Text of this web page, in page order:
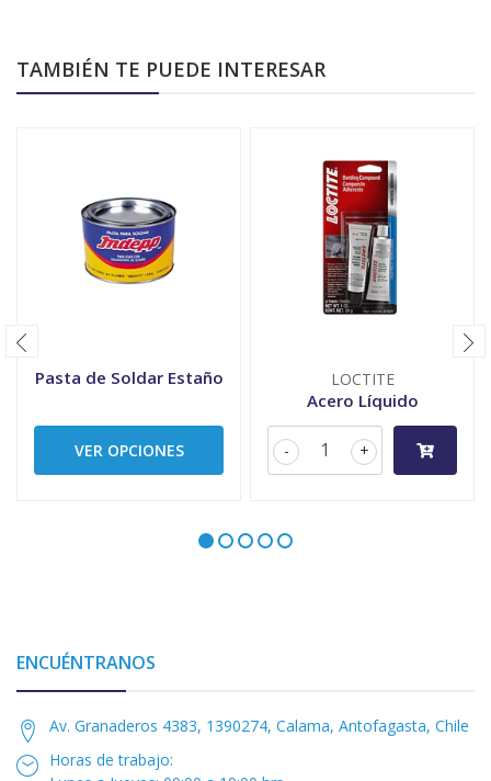
TAMBIÉN TE PUEDE INTERESAR
Pasta de Soldar Estaño
VER OPCIONES
LOCTITE
Acero Líquido
+
-
ENCUÉNTRANOS
Av. Granaderos 4383, 1390274, Calama, Antofagasta, Chile
Horas de trabajo: